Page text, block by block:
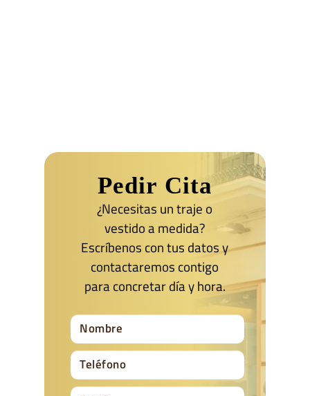
Pedir Cita
¿Necesitas un traje o
vestido a medida?
Escríbenos con tus datos y
contactaremos contigo
para concretar día y hora.